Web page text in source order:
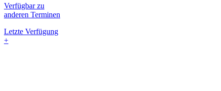
Verfügbar zu
anderen Terminen
Letzte Verfügung
+